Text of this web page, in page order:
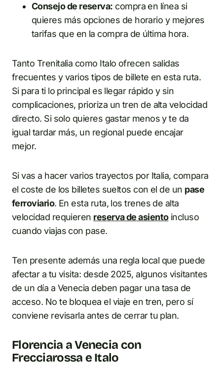
Consejo de reserva: compra en línea si
quieres más opciones de horario y mejores
tarifas que en la compra de última hora.
Tanto Trenitalia como Italo ofrecen salidas
frecuentes y varios tipos de billete en esta ruta.
Si para ti lo principal es llegar rápido y sin
complicaciones, prioriza un tren de alta velocidad
directo. Si solo quieres gastar menos y te da
igual tardar más, un regional puede encajar
mejor.
Si vas a hacer varios trayectos por Italia, compara
el coste de los billetes sueltos con el de un pase
ferroviario. En esta ruta, los trenes de alta
velocidad requieren reserva de asientoincluso
cuando viajas con pase.
Ten presente además una regla local que puede
afectar a tu visita: desde 2025, algunos visitantes
de un día a Venecia deben pagar una tasa de
acceso. No te bloquea el viaje en tren, pero sí
conviene revisarla antes de cerrar tu plan.
Florencia a Venecia con
Frecciarossa e Italo